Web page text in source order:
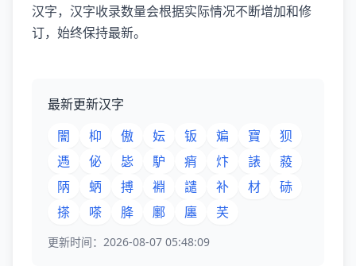
汉字，汉字收录数量会根据实际情况不断增加和修
订，始终保持最新。
最新更新汉字
闇
枊 傲 妘 钣 斒 寶
狈
遤
佖 毖 馿 痟 炞 諘
蔱
陃
蛃 搏 裫 譴 补 材
硳
搽
嗏 胮 鄽 廛 芺
更新时间：2026-08-07 05:48:09